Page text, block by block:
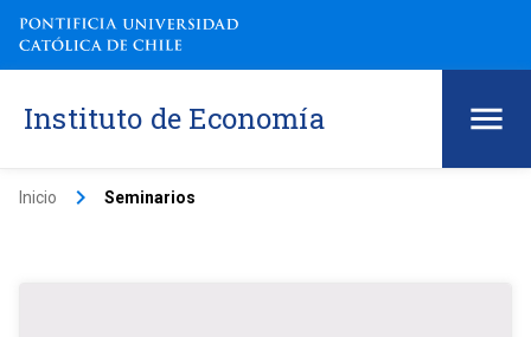
Instituto de Economía
Inicio keyboard_arrow_right Seminarios